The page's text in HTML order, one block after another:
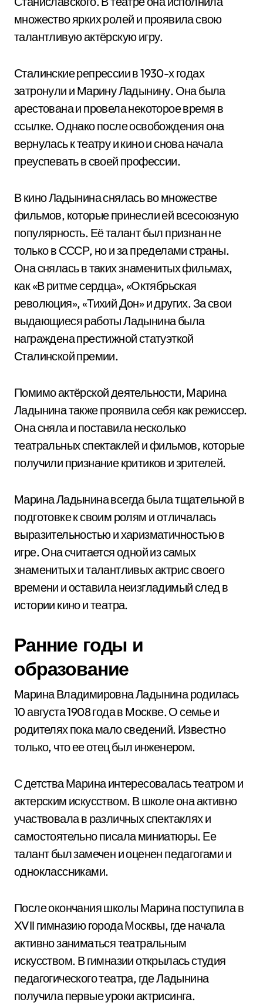
множество ярких ролей и проявила свою
талантливую актёрскую игру.
Сталинские репрессии в 1930-х годах
затронули и Марину Ладынину. Она была
арестована и провела некоторое время в
ссылке. Однако после освобождения она
вернулась к театру и кино и снова начала
преуспевать в своей профессии.
В кино Ладынина снялась во множестве
фильмов, которые принесли ей всесоюзную
популярность. Её талант был признан не
только в СССР, но и за пределами страны.
Она снялась в таких знаменитых фильмах,
как «В ритме сердца», «Октябрьская
революция», «Тихий Дон» и других. За свои
выдающиеся работы Ладынина была
награждена престижной статуэткой
Сталинской премии.
Помимо актёрской деятельности, Марина
Ладынина также проявила себя как режиссер.
Она сняла и поставила несколько
театральных спектаклей и фильмов, которые
получили признание критиков и зрителей.
Марина Ладынина всегда была тщательной в
подготовке к своим ролям и отличалась
выразительностью и харизматичностью в
игре. Она считается одной из самых
знаменитых и талантливых актрис своего
времени и оставила неизгладимый след в
истории кино и театра.
Ранние годы и
образование
Марина Владимировна Ладынина родилась
10 августа 1908 года в Москве. О семье и
родителях пока мало сведений. Известно
только, что ее отец был инженером.
С детства Марина интересовалась театром и
актерским искусством. В школе она активно
участвовала в различных спектаклях и
самостоятельно писала миниатюры. Ее
талант был замечен и оценен педагогами и
одноклассниками.
После окончания школы Марина поступила в
XVII гимназию города Москвы, где начала
активно заниматься театральным
искусством. В гимназии открылась студия
педагогического театра, где Ладынина
получила первые уроки актрисинга.